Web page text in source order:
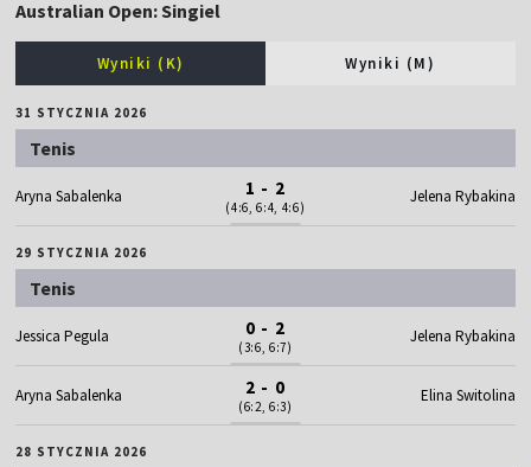
Australian Open: Singiel
Wyniki (K) Wyniki (M)
31 STYCZNIA 2026
Tenis
Aryna Sabalenka 1 - 2
(4:6, 6:4, 4:6)
Jelena Rybakina
29 STYCZNIA 2026
Tenis
Jessica Pegula 0 - 2
(3:6, 6:7)
Jelena Rybakina
Aryna Sabalenka 2 - 0
(6:2, 6:3)
Elina Switolina
28 STYCZNIA 2026